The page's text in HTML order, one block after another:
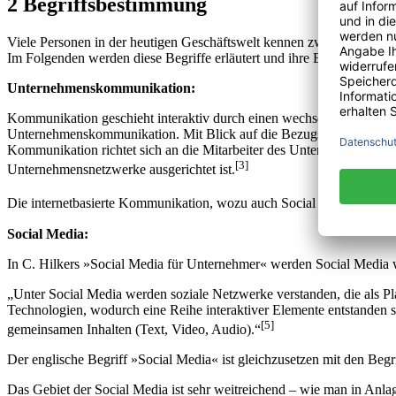
Viele Personen in der heutigen Geschäftswelt kennen zwar
Im Folgenden werden diese Begriffe erläutert und ihre Eigenschaften
Unternehmenskommunikation:
Kommunikation geschieht interaktiv durch einen wechselseitigen
Unternehmenskommunikation. Mit Blick auf die Bezugsgruppen
Kommunikation richtet sich an die Mitarbeiter des Unternehmens,
Unternehmensnetzwerke ausgerichtet ist.[3]
Die internetbasierte Kommunikation, wozu auch Social Media
Social Media:
In C. Hilkers »Social Media für Unternehmer« werden Social Media
„Unter Social Media werden soziale Netzwerke verstanden, die als
Technologien, wodurch eine Reihe interaktiver Elemente
gemeinsamen Inhalten (Text, Video, Audio).“[5]
Der englische Begriff »Social Media« ist gleichzusetzen mit den
Das Gebiet der Social Media ist sehr weitreichend – wie man in